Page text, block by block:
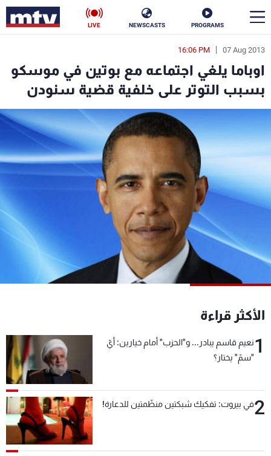
PROGRAMS
NEWSCASTS
LIVE
07 Aug 2013
16:06 PM
اوباما يلغي اجتماعه مع بوتين في موسكو
بسبب التوتر على خلفية قضية سنودن
الأكثر قراءة
1نعيم قاسم يبادر... و"الحزب" أمام خيارين: أيّ
"سمّ" يختار؟
2في بيروت: تفكيك شبكتين منظّمتين للدعارة!
en
الأخبار
سياسة ناس
إقتصاد فن
منوعات رياضة
كأس العالم
البرامج
جدول البرامج
شاهد البرامج
عن MTV
الإنـتـاج
لاعلاناتكم
وظائف
سياسة الخصوصية